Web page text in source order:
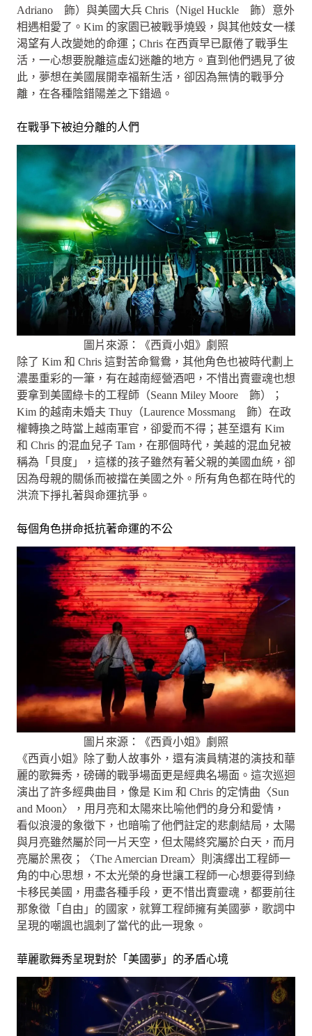
Adriano 飾）與美國大兵 Chris（Nigel Huckle 飾）意外
相遇相愛了。Kim 的家園已被戰爭燒毀，與其他妓女一樣
渴望有人改變她的命運；Chris 在西貢早已厭倦了戰爭生
活，一心想要脫離這虛幻迷離的地方。直到他們遇見了彼
此，夢想在美國展開幸福新生活，卻因為無情的戰爭分
離，在各種陰錯陽差之下錯過。
在戰爭下被迫分離的人們
圖片來源：《西貢小姐》劇照
除了 Kim 和 Chris 這對苦命鴛鴦，其他角色也被時代劃上
濃墨重彩的一筆，有在越南經營酒吧，不惜出賣靈魂也想
要拿到美國綠卡的工程師（Seann Miley Moore 飾）；
Kim 的越南未婚夫 Thuy（Laurence Mossmang 飾）在政
權轉換之時當上越南軍官，卻愛而不得；甚至還有 Kim
和 Chris 的混血兒子 Tam，在那個時代，美越的混血兒被
稱為「貝度」，這樣的孩子雖然有著父親的美國血統，卻
因為母親的關係而被擋在美國之外。所有角色都在時代的
洪流下掙扎著與命運抗爭。
每個角色拼命抵抗著命運的不公
圖片來源：《西貢小姐》劇照
《西貢小姐》除了動人故事外，還有演員精湛的演技和華
麗的歌舞秀，磅礡的戰爭場面更是經典名場面。這次巡迴
演出了許多經典曲目，像是 Kim 和 Chris 的定情曲〈Sun
and Moon〉，用月亮和太陽來比喻他們的身分和愛情，
看似浪漫的象徵下，也暗喻了他們註定的悲劇結局，太陽
與月亮雖然屬於同一片天空，但太陽終究屬於白天，而月
亮屬於黑夜；〈The Amercian Dream〉則演繹出工程師一
角的中心思想，不太光榮的身世讓工程師一心想要得到綠
卡移民美國，用盡各種手段，更不惜出賣靈魂，都要前往
那象徵「自由」的國家，就算工程師擁有美國夢，歌詞中
呈現的嘲諷也諷刺了當代的此一現象。
華麗歌舞秀呈現對於「美國夢」的矛盾心境